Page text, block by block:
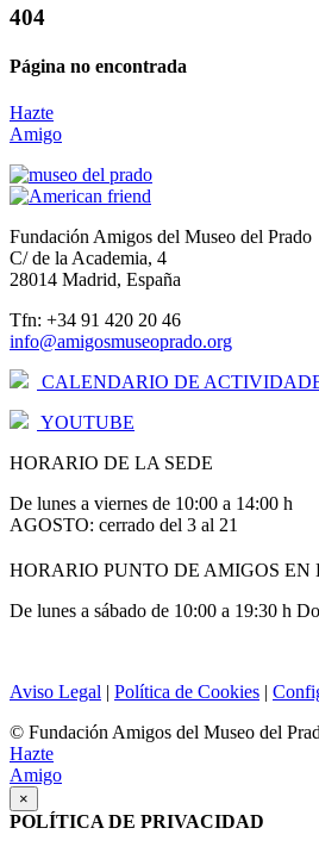
404
Página no encontrada
Hazte
Amigo
Fundación Amigos del Museo del Prado
C/ de la Academia, 4
28014 Madrid, España
Tfn: +34 91 420 20 46
info@amigosmuseoprado.org
CALENDARIO DE
YOUTUBE
HORARIO DE LA SEDE
De lunes a viernes de 10:00 a 14:00 h
AGOSTO: cerrado del 3 al 21
HORARIO PUNTO DE AMIGOS EN
De lunes a sábado de 10:00 a 19:30 h
Aviso Legal | Política de Cookies |
© Fundación Amigos del Museo del
Hazte
Amigo
×
POLÍTICA DE PRIVACIDAD